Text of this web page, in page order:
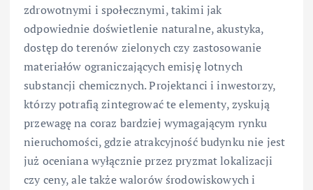
zdrowotnymi i społecznymi, takimi jak
odpowiednie doświetlenie naturalne, akustyka,
dostęp do terenów zielonych czy zastosowanie
materiałów ograniczających emisję lotnych
substancji chemicznych. Projektanci i inwestorzy,
którzy potrafią zintegrować te elementy, zyskują
przewagę na coraz bardziej wymagającym rynku
nieruchomości, gdzie atrakcyjność budynku nie jest
już oceniana wyłącznie przez pryzmat lokalizacji
czy ceny, ale także walorów środowiskowych i